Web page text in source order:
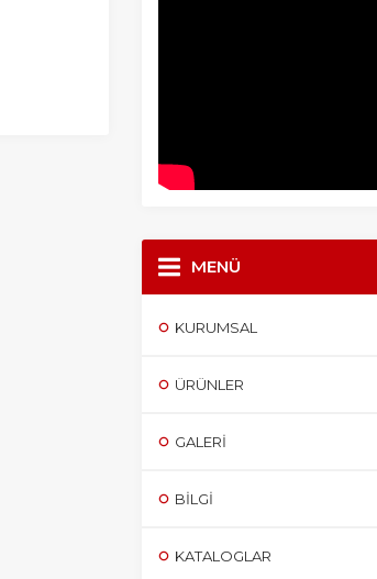
MENÜ
KURUMSAL
ÜRÜNLER
GALERI
BILGI
KATALOGLAR